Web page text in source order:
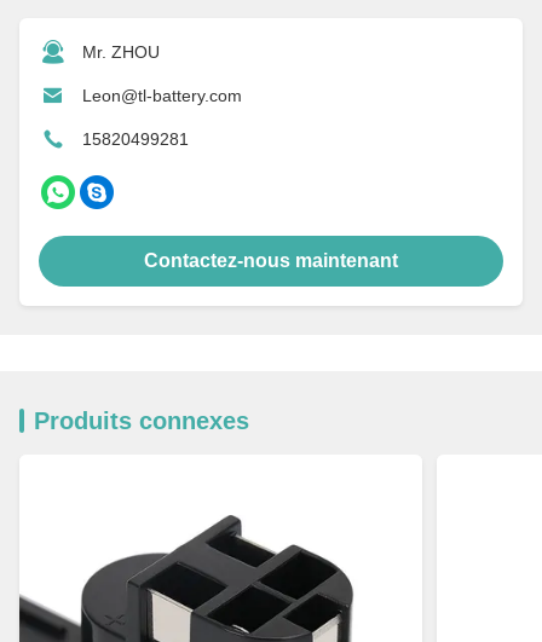
Mr. ZHOU
Leon@tl-battery.com
15820499281
Contactez-nous maintenant
Produits connexes